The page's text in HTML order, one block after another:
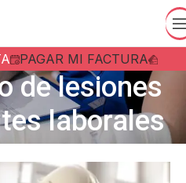
PAGAR MI FACTURA
de lesiones
laborales